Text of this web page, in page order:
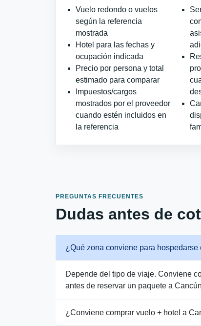
Vuelo redondo o vuelos
según la referencia
mostrada
Hotel para las fechas y
ocupación indicada
Precio por persona y total
estimado para comparar
Impuestos/cargos
mostrados por el proveedor
cuando estén incluidos en
la referencia
PREGUNTAS FRECUENTES
Dudas antes de
¿Qué zona conviene para hospedarse
Depende del tipo de viaje. Conviene
antes de reservar un paquete a
¿Conviene comprar vuelo + hotel a